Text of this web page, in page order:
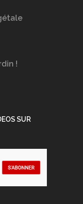
!
SUR